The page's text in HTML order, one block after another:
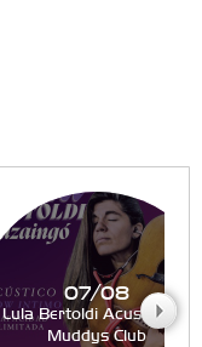
07/08
Lula Bertoldi Acustico en
Muddys Club